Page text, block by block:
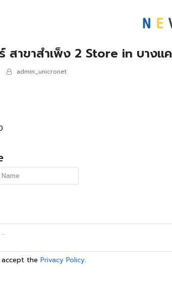
สาขาสำเพ็ง 2 Store in บางแค
admin_unicronet
Stars
the Privacy Policy.